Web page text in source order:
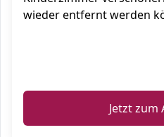
wieder entfernt werden
Jetzt zum